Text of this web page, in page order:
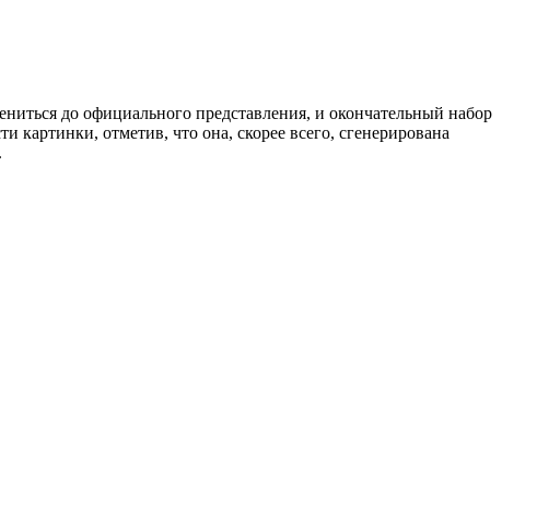
до официального представления, и окончательный набор
картинки, отметив, что она, скорее всего, сгенерирована